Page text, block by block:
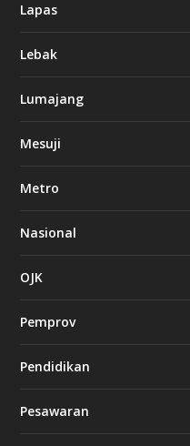
Lapas
Lebak
Lumajang
Mesuji
Metro
Nasional
OJK
Pemprov
Pendidikan
Pesawaran